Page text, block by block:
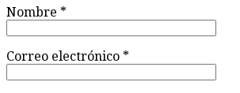
Nombre *
Correo electrónico *